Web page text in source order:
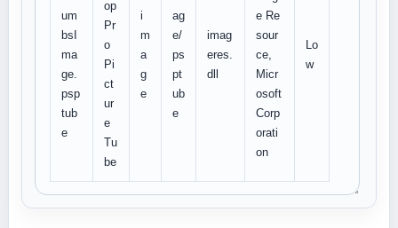
um
bsI
ma
ge.
psp
tub
e
op
Pr
o
Pi
ct
ur
e
Tu
be
i
m
a
g
e
ag
e/
ps
pt
ub
e
imag
eres.
dll
e Re
sour
ce,
Micr
osoft
Corp
orati
on
Lo
w